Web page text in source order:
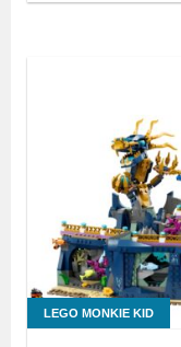
LEGO MONKIE KID